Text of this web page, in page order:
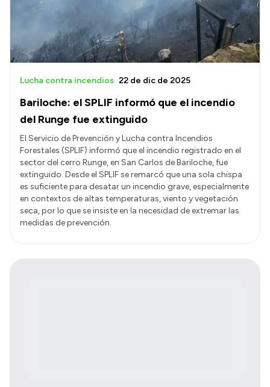
Bariloche: el SPLIF informó que el incendio
del Runge fue extinguido
Lucha contra incendios 22 de dic de 2025
El Servicio de Prevención y Lucha contra Incendios
Forestales (SPLIF) informó que el incendio registrado en el
sector del cerro Runge, en San Carlos de Bariloche, fue
extinguido. Desde el SPLIF se remarcó que una sola chispa
es suficiente para desatar un incendio grave, especialmente
en contextos de altas temperaturas, viento y vegetación
seca, por lo que se insiste en la necesidad de extremar las
medidas de prevención.